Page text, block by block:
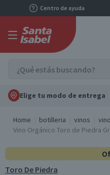
Centro de ayuda
Elige tu modo de entrega
Home botilleria vinos
Vino Orgánico Toro de Piedra
Toro De Piedra